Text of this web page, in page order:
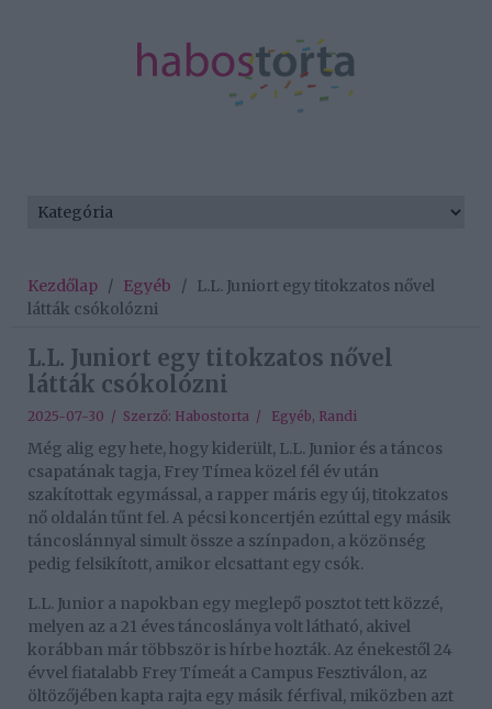
Kezdőlap / Egyéb / L.L. Juniort egy titokzatos nővel
látták csókolózni
L.L. Juniort egy titokzatos nővel
látták csókolózni
2025-07-30 / Szerző: Habostorta / Egyéb, Randi
Még alig egy hete, hogy kiderült, L.L. Junior és a táncos
csapatának tagja, Frey Tímea közel fél év után
szakítottak egymással, a rapper máris egy új, titokzatos
nő oldalán tűnt fel. A pécsi koncertjén ezúttal egy másik
táncoslánnyal simult össze a színpadon, a közönség
pedig felsikított, amikor elcsattant egy csók.
L.L. Junior a napokban egy meglepő posztot tett közzé,
melyen az a 21 éves táncoslánya volt látható, akivel
korábban már többször is hírbe hozták. Az énekestől 24
évvel fiatalabb Frey Tímeát a Campus Fesztiválon, az
öltözőjében kapta rajta egy másik férfival, miközben azt